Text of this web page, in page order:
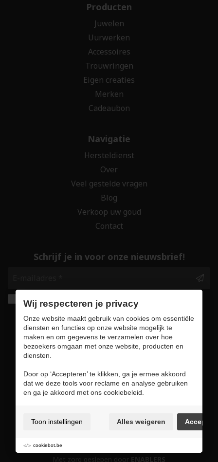
Producten
Juwelen
Uurwerken
Accessoires
Trouwringen
Eigen creaties
Merken
Cadeaubon
Navigatie
Hersteldienst
Over
Veel gestelde vragen
Blog
Verkoop uw goud
Contact
Schrijf je in voor onze nieuwsbrief!
Ik geef de toestemming om mijn gegevens te
bewaren en verwerken zoals aangegeven in
onzeprivacy statement. *
Cookie voorkeuren
Met zorg geslepen door ENABLERS
Wij respecteren je privacy
Onze website maakt gebruik van cookies om essentiële
diensten en functies op onze website mogelijk te
maken en om gegevens te verzamelen over hoe
bezoekers omgaan met onze website, producten en
diensten.
Door op ‘Accepteren’ te klikken, ga je ermee akkoord
dat we deze tools voor reclame en analyse gebruiken
en ga je akkoord met ons cookiebeleid.
Toon instellingen Alles weigeren
cookiebot.be